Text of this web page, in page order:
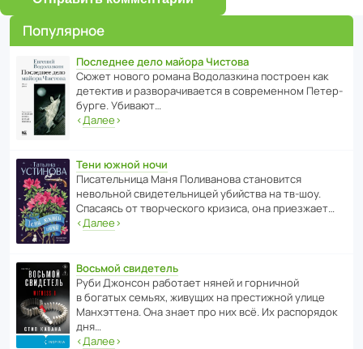
Популярное
Последнее дело майора Чистова
Сюжет нового романа Водо­ла­з­кина пост­роен как
дете­ктив и разво­ра­чи­ва­ется в совре­менном Пете­р­
бурге. Убивают…
‹Далее›
Тени южной ночи
Писа­тель­ница Маня Поли­ва­нова стано­вится
невольной свиде­тель­ницей убийства на тв-шоу.
Спасаясь от твор­че­с­кого кризиса, она приезжает…
‹Далее›
Восьмой свидетель
Руби Джонсон рабо­тает няней и горни­чной
в богатых семьях, живущих на прес­ти­жной улице
Манх­эт­тена. Она знает про них всё. Их распо­рядок
дня…
‹Далее›